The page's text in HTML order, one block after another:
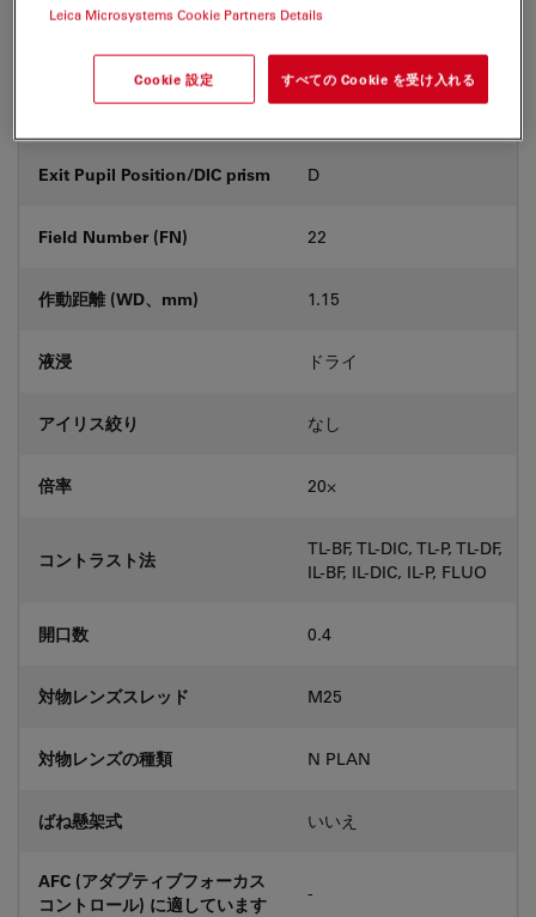
補正環 (CORR) -
カバーガラス
Exit Pupil Position/DIC prism D
Field Number (FN) 22
作動距離 (WD、mm) 1.15
液浸 ドライ
アイリス絞り なし
倍率 20⨉
コントラスト法
TL-BF, TL-DIC, TL-P, TL-DF,
IL-BF, IL-DIC, IL-P, FLUO
開口数 0.4
対物レンズスレッド M25
対物レンズの種類 N PLAN
ばね懸架式 いいえ
AFC (アダプティブフォーカス
コントロール) に適しています
-
Leica Microsystems Cookie Partners Details
Cookie 設定 すべての Cookie を受け入れる